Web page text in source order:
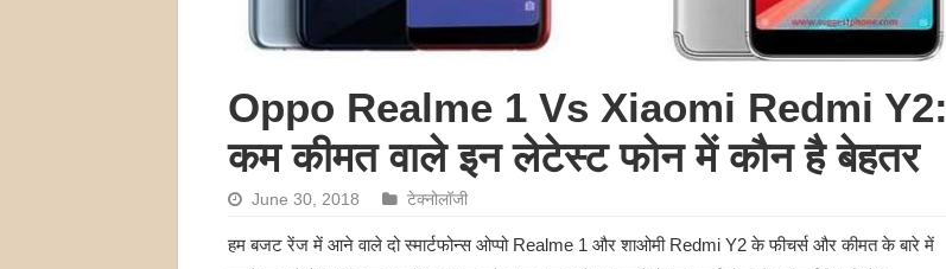
Oppo Realme 1 Vs Xiaomi Redmi Y2:
कम कीमत वाले इन लेटेस्ट फोन में कौन है बेहतर
June 30, 2018 टेक्नोलॉजी
हम बजट रेंज में आने वाले दो स्मार्टफोन्स ओप्पो Realme 1 और शाओमी Redmi Y2 के फीचर्स और कीमत के बारे में